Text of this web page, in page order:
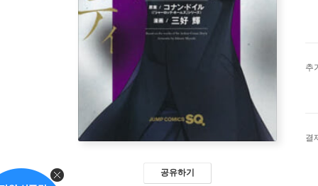
공유하기
추
결